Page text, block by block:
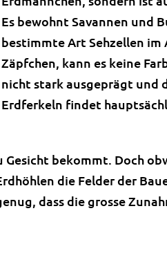
Es bewohnt Savannen und
bestimmte Art Sehzellen
Zäpfchen, kann es keine
nicht stark ausgeprägt und
Erdferkeln findet
bekommt. Doch
die Felder der
dass die grosse